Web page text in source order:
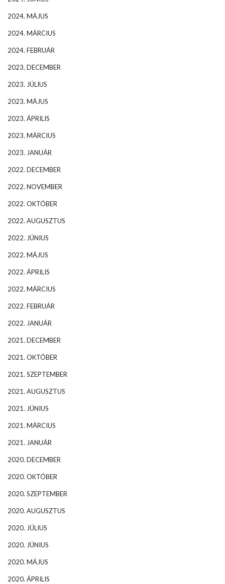
2024. MÁJUS
2024. MÁRCIUS
2024. FEBRUÁR
2023. DECEMBER
2023. JÚLIUS
2023. MÁJUS
2023. ÁPRILIS
2023. MÁRCIUS
2023. JANUÁR
2022. DECEMBER
2022. NOVEMBER
2022. OKTÓBER
2022. AUGUSZTUS
2022. JÚNIUS
2022. MÁJUS
2022. ÁPRILIS
2022. MÁRCIUS
2022. FEBRUÁR
2022. JANUÁR
2021. DECEMBER
2021. OKTÓBER
2021. SZEPTEMBER
2021. AUGUSZTUS
2021. JÚNIUS
2021. MÁRCIUS
2021. JANUÁR
2020. DECEMBER
2020. OKTÓBER
2020. SZEPTEMBER
2020. AUGUSZTUS
2020. JÚLIUS
2020. JÚNIUS
2020. MÁJUS
2020. ÁPRILIS